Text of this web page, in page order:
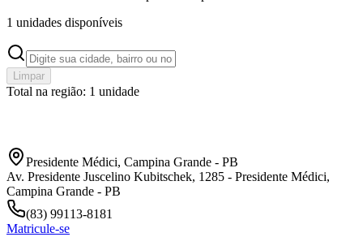
1 unidades disponíveis
Limpar
Total na região: 1 unidade
Presidente Médici, Campina Grande - PB
Av. Presidente Juscelino Kubitschek, 1285 - Presidente Médici,
Campina Grande - PB
(83) 99113-8181
Matricule-se